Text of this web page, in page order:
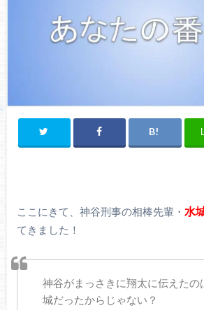
ここにきて、神谷刑事の相棒先輩・ 水
てきました！
神谷がまっさきに翔太に伝えたの
城だったからじゃない？